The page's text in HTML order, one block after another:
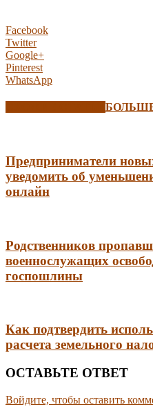
Facebook
Twitter
Google+
Pinterest
WhatsApp
Предприниматели
уведомить об
онлайн
Родственников
военнослужащих
госпошлины
Как подтвердить
расчета земельного
ОСТАВЬТЕ ОТВЕТ
Войдите, чтобы оставить